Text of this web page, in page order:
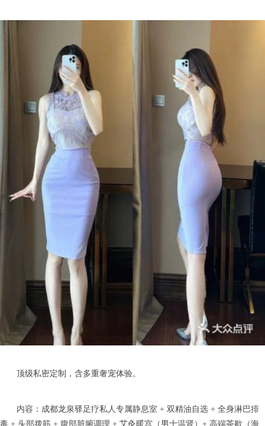
顶级私密定制，含多重奢宠体验。
内容：成都龙泉驿足疗私人专属静息室 + 双精油自选 + 全身淋巴排
毒 + 头部拨筋 + 腹部脏腑调理 + 艾灸暖宫（男士温肾）+ 高端茶歇（海